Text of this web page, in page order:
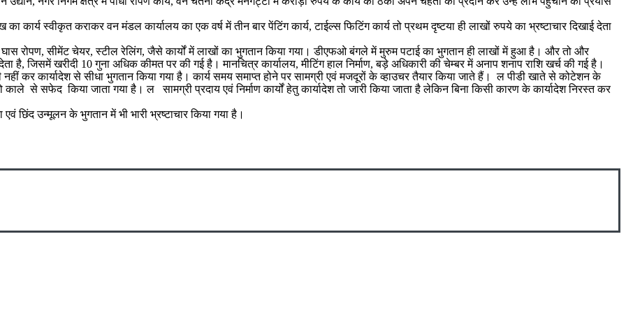
कार्य स्वीकृत कराकर वन मंडल कार्यालय का एक वर्ष में तीन बार पेंटिंग कार्य, टाईल्स फिटिंग कार्य तो प्रथम दृष्टया ही लाखों रुपये का भ्रष्टाचार दिखाई देता
घास रोपण, सीमेंट चेयर, स्टील रेलिंग, जैसे कार्यों में लाखों का भुगतान किया गया। डीएफओ बंगले में मुरुम पटाई का भुगतान ही लाखों में हुआ है। और तो और
है, जिसमें खरीदी 10 गुना अधिक कीमत पर की गई है। मानचित्र कार्यालय, मीटिंग हाल निर्माण, बड़े अधिकारी की चेम्बर में अनाप शनाप राशि खर्च की गई है।
कर कार्यादेश से सीधा भुगतान किया गया है। कार्य समय समाप्त होने पर सामग्री एवं मजदूरों के व्हाउचर तैयार किया जाते हैं। ल पीडी खाते से कोटेशन के
काले से सफेद किया जाता गया है। ल सामग्री प्रदाय एवं निर्माण कार्यों हेतु कार्यादेश तो जारी किया जाता है लेकिन बिना किसी कारण के कार्यादेश निरस्त कर
छिंद उन्मूलन के भुगतान में भी भारी भ्रष्टाचार किया गया है।